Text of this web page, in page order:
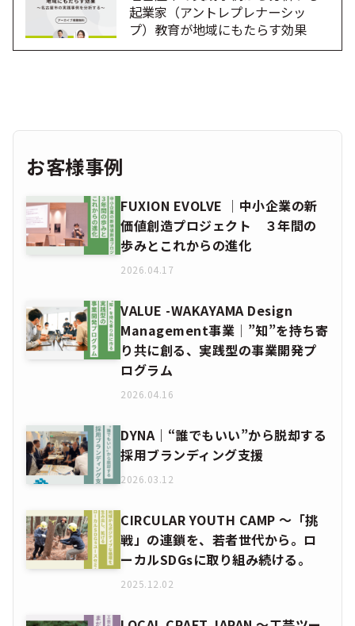
起業家（アントレプレナーシッ
プ）教育が地域にもたらす効果
お客様事例
FUXION EVOLVE │中小企業の新
価値創造プロジェクト ３年間の
歩みとこれからの進化
2026.04.17
VALUE -WAKAYAMA Design
Management事業│”知”を持ち寄
り共に創る、実践型の事業開発プ
ログラム
2026.04.16
DYNA｜“誰でもいい”から脱却する
採用ブランディング支援
2026.03.12
CIRCULAR YOUTH CAMP ～「挑
戦」の連鎖を、若者世代から。ロ
ーカルSDGsに取り組み続ける。
2025.12.02